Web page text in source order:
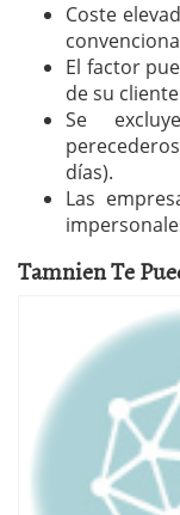
Coste
El factor
de su
Se
días).
Las
Tamnien Te